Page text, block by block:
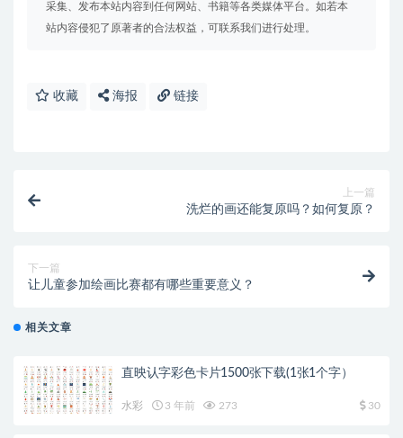
采集、发布本站内容到任何网站、书籍等各类媒体平台。如若本
站内容侵犯了原著者的合法权益，可联系我们进行处理。
收藏 海报 链接
上一篇
洗烂的画还能复原吗？如何复原？
下一篇
让儿童参加绘画比赛都有哪些重要意义？
相关文章
直映认字彩色卡片1500张下载(1张1个字）
水彩 3 年前 273 30